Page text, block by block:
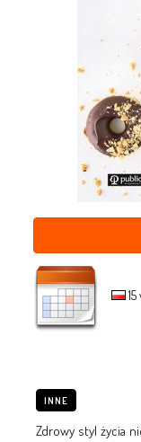
15
INNE
Zdrowy styl życia